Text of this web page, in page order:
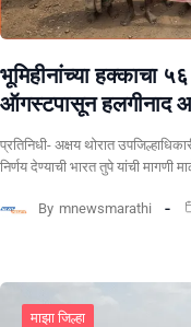
भूमिहीनांच्या हक्काचा
ऑगस्टपासून हलगीनाद
प्रतिनिधी- अक्षय थोरात
निर्णय देण्याची भारत तुपे यांची मागणी
By mnewsmarathi
माझा जिल्हा